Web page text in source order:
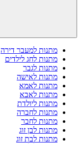
מתנות למעבר דירה
מתנות לחג לילדים
מתנות לגבר
מתנות לאישה
מתנות לאמא
מתנות לאבא
מתנות ליולדת
מתנות לחברה
מתנות לחבר
מתנות לבן זוג
מתנות לבת זוג